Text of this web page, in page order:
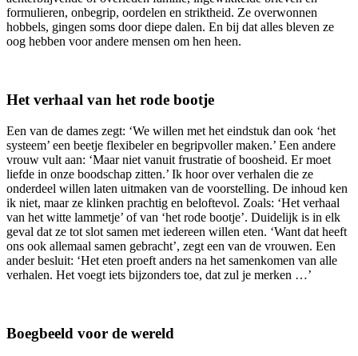
formulieren, onbegrip, oordelen en striktheid. Ze overwonnen
hobbels, gingen soms door diepe dalen. En bij dat alles bleven ze
oog hebben voor andere mensen om hen heen.
Het verhaal van het rode bootje
Een van de dames zegt: ‘We willen met het eindstuk dan ook ‘het
systeem’ een beetje flexibeler en begripvoller maken.’ Een andere
vrouw vult aan: ‘Maar niet vanuit frustratie of boosheid. Er moet
liefde in onze boodschap zitten.’ Ik hoor over verhalen die ze
onderdeel willen laten uitmaken van de voorstelling. De inhoud ken
ik niet, maar ze klinken prachtig en beloftevol. Zoals: ‘Het verhaal
van het witte lammetje’ of van ‘het rode bootje’. Duidelijk is in elk
geval dat ze tot slot samen met iedereen willen eten. ‘Want dat heeft
ons ook allemaal samen gebracht’, zegt een van de vrouwen. Een
ander besluit: ‘Het eten proeft anders na het samenkomen van alle
verhalen. Het voegt iets bijzonders toe, dat zul je merken …’
Boegbeeld voor de wereld